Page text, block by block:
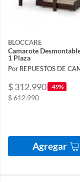
BLOCCARE
Camarote
1 Plaza
Por REPUESTOS DE
$ 312.990 -49%
$ 612.990
Agregar